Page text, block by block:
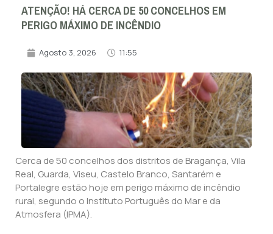
ATENÇÃO! HÁ CERCA DE 50 CONCELHOS EM
PERIGO MÁXIMO DE INCÊNDIO
Agosto 3, 2026 11:55
Cerca de 50 concelhos dos distritos de Bragança, Vila
Real, Guarda, Viseu, Castelo Branco, Santarém e
Portalegre estão hoje em perigo máximo de incêndio
rural, segundo o Instituto Português do Mar e da
Atmosfera (IPMA).